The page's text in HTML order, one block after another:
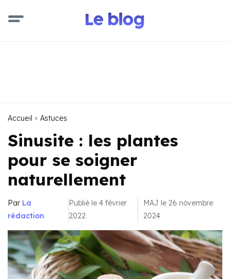
Accueil Astuces
Sinusite : les plantes
pour se soigner
naturellement
Par La
rédaction
Publié le 4 février
2022
MAJ le 26 novembre
2024